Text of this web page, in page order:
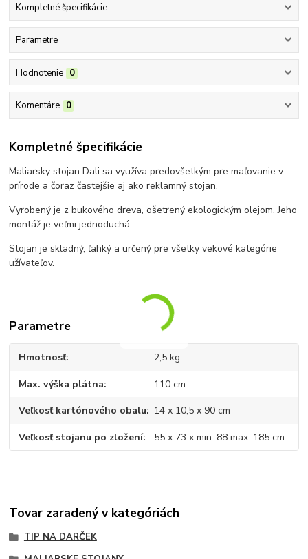
Kompletné špecifikácie
Parametre
Hodnotenie 0
Komentáre 0
Kompletné špecifikácie
Maliarsky stojan Dali sa využíva predovšetkým pre maľovanie v
prírode a čoraz častejšie aj ako reklamný stojan.
Vyrobený je z bukového dreva, ošetrený ekologickým olejom. Jeho
montáž je veľmi jednoduchá.
Stojan je skladný, ľahký a určený pre všetky vekové kategórie
užívateľov.
Parametre
Hmotnosť 2,5 kg
Max. výška plátna 110 cm
Veľkosť kartónového obalu 14 x 10,5 x 90 cm
Veľkosť stojanu po zložení 55 x 73 x min. 88 max. 185 cm
Tovar zaradený v kategóriách
TIP NA DARČEK